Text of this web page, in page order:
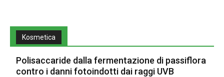
Kosmetica
Polisaccaride dalla fermentazione di passiflora
contro i danni fotoindotti dai raggi UVB